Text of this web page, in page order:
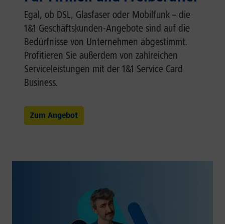
Egal, ob DSL, Glasfaser oder Mobilfunk – die
1&1 Geschäftskunden-Angebote sind auf die
Bedürfnisse von Unternehmen abgestimmt.
Profitieren Sie außerdem von zahlreichen
Serviceleistungen mit der 1&1 Service Card
Business.
Zum Angebot